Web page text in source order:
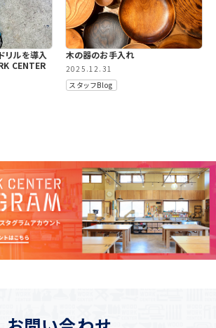
リルを導入
CENTER
木の器のお手入れ
2025.12.31
スタッフBlog